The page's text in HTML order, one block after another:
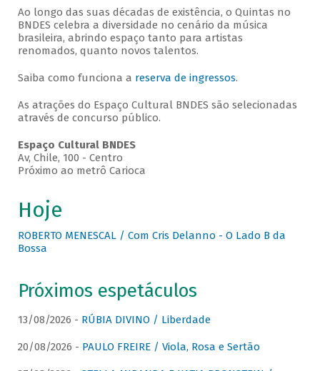
Ao longo das suas décadas de existência, o Quintas no
BNDES celebra a diversidade no cenário da música
brasileira, abrindo espaço tanto para artistas
renomados, quanto novos talentos.
Saiba como funciona a reserva de ingressos.
As atrações do Espaço Cultural BNDES são selecionadas
através de concurso público.
Espaço Cultural BNDES
Av, Chile, 100 - Centro
Próximo ao metrô Carioca
Hoje
ROBERTO MENESCAL / Com Cris Delanno - O Lado B da
Bossa
Próximos espetáculos
13/08/2026 - RÚBIA DIVINO / Liberdade
20/08/2026 - PAULO FREIRE / Viola, Rosa e Sertão